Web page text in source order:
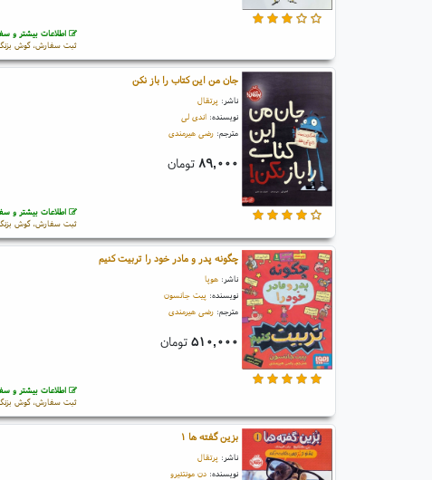
اطلاعات بیشتر و
ثبت سفارش، گوش
جان من این کتاب را باز نکن
ناشر: پرتقال
نویسنده:اندی لی
مترجم:رضی هیرمندی
۸۹,۰۰۰ تومان
اطلاعات بیشتر و
ثبت سفارش، گوش
چگونه پدر و مادر خود را تربیت کنیم
ناشر:هوپا
نویسنده: پیت جانسون
مترجم:رضی هیرمندی
۵۱۰,۰۰۰ تومان
اطلاعات بیشتر و
ثبت سفارش، گوش
بزین گفته ها ۱
ناشر: پرتقال
نویسنده:دن مونتئیرو